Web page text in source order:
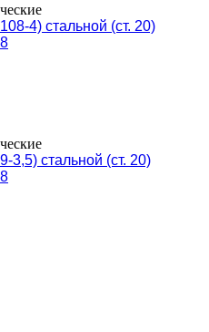
4) стальной (ст. 20)
3,5) стальной (ст. 20)